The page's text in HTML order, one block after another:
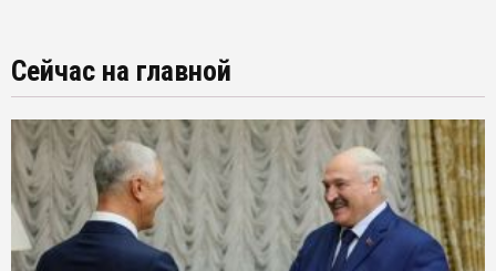
Сейчас на главной